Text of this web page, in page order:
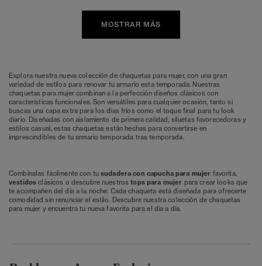
MOSTRAR MÁS
Explora nuestra nueva colección de chaquetas para mujer, con una gran
variedad de estilos para renovar tu armario esta temporada. Nuestras
chaquetas para mujer combinan a la perfección diseños clásicos con
características funcionales. Son versátiles para cualquier ocasión, tanto si
buscas una capa extra para los días fríos como el toque final para tu look
diario. Diseñadas con aislamiento de primera calidad, siluetas favorecedoras y
estilos casual, estas chaquetas están hechas para convertirse en
imprescindibles de tu armario temporada tras temporada.
Combínalas fácilmente con tusudadera con capuchapara mujer favorita,
vestidos clásicos o descubre nuestrostops para mujer para crear looks que
te acompañen del día a la noche. Cada chaqueta está diseñada para ofrecerte
comodidad sin renunciar al estilo. Descubre nuestra colección de chaquetas
para mujer y encuentra tu nueva favorita para el día a día.